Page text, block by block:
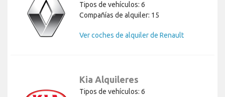
Tipos de vehículos: 6
Compañías de alquiler: 15
Ver coches de alquiler de Renault
Kia Alquileres
Tipos de vehículos: 6